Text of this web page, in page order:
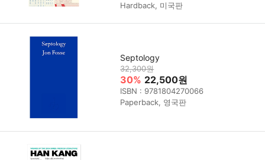
Hardback, 미국판
Septology
32,300원
30% 22,500원
ISBN : 9781804270066
Paperback, 영국판